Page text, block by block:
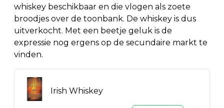
whiskey beschikbaar en die vlogen als zoete
broodjes over de toonbank. De whiskey is dus
uitverkocht. Met een beetje geluk is de
expressie nog ergens op de secundaire markt te
vinden.
Irish Whiskey